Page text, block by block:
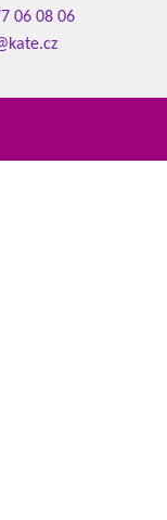
06 08 06